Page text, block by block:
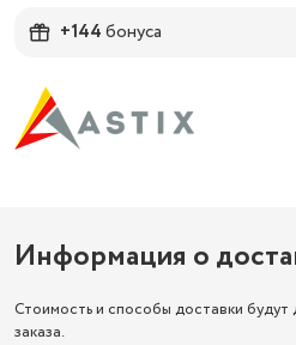
+144бонуса
Информация о
Стоимость и способы доставки
заказа.